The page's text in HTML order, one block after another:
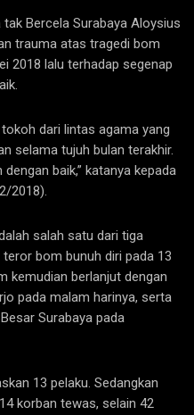
Bercela Surabaya Aloysius
trauma atas tragedi bom
2018 lalu terhadap segenap
dari lintas agama yang
selama tujuh bulan terakhir.
baik,” katanya kepada
2018).
salah satu dari tiga
bom bunuh diri pada 13
kemudian berlanjut dengan
pada malam harinya, serta
Surabaya pada
13 pelaku. Sedangkan
korban tewas, selain 42